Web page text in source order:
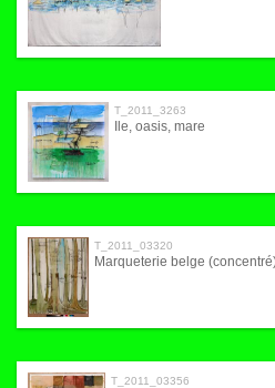
T_2011_3263
Ile, oasis, mare
T_2011_03320
Marqueterie belge
T_2011_03356